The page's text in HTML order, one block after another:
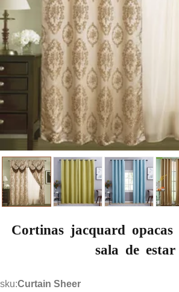
Cortinas jacquard
sala de estar
sku:Curtain Sheer